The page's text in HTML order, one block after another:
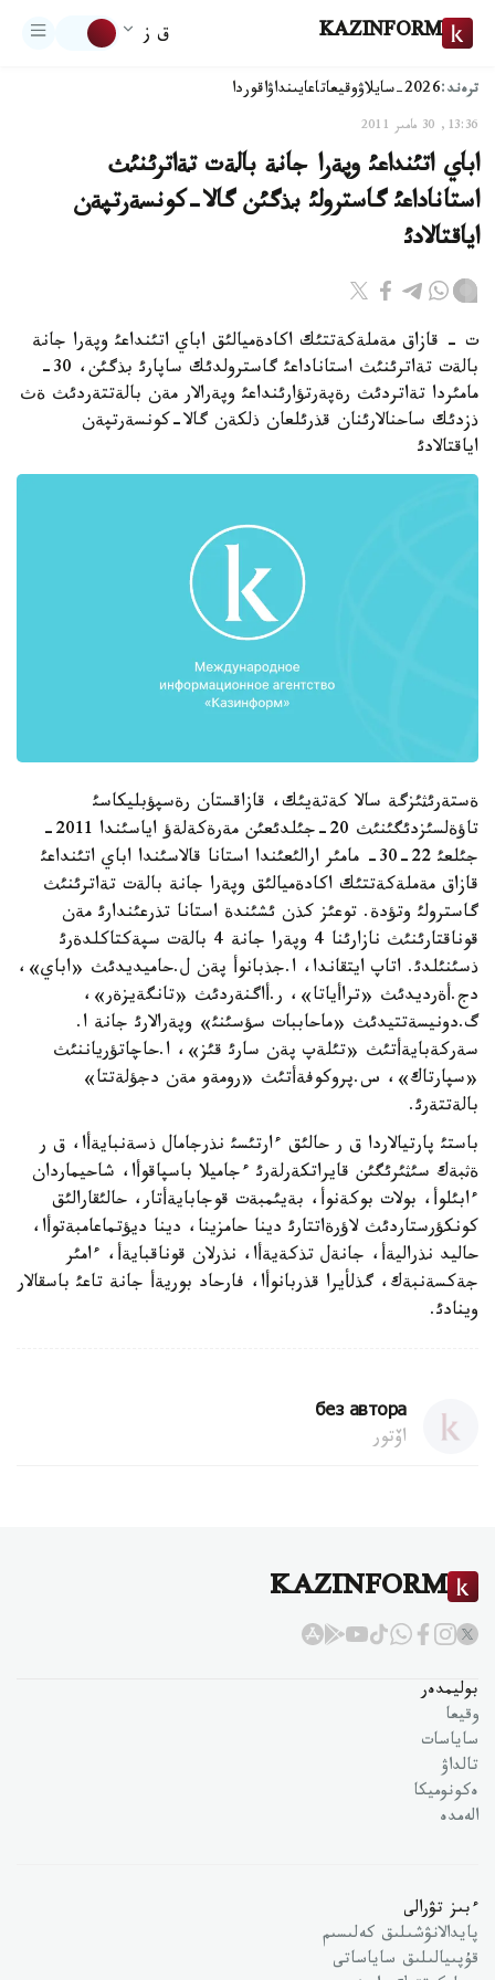
KAZINFORM ق ز
ترەند:2026-سايلاۋ وقيعاتاعايىنداۋاقوردا
13:36, 30 مامىر 2011
اباي اتئنداعئ وپةرا جانة بالةت تةاترئنئث
استاناداعئ گاسترولئ بذگئن گالا-كونسةرتپةن
اياقتالادئ
ت - قازاق مةملةكةتتئك اكادةميالئق اباي اتئنداعئ وپةرا جانة
بالةت تةاترئنئث استاناداعئ گاسترولدئك ساپارئ بذگئن، 30-
مامئردا تةاتردئث رةپةرتؤارئنداعئ وپةرالار مةن بالةتتةردئث ةث
ذزدئك ساحنالارئنان قذرئلعان ذلكةن گالا-كونسةرتپةن
اياقتالادئ
ةستةرئثئزگة سالا كةتةيئك، قازاقستان رةسپؤبليكاسئ
تاؤةلسئزدئگئنئث 20-جئلدئعئن مةرةكةلةؤ اياسئندا 2011-
جئلعئ 22-30- مامئر ارالئعئندا استانا قالاسئندا اباي اتئنداعئ
قازاق مةملةكةتتئك اكادةميالئق وپةرا جانة بالةت تةاترئنئث
گاسترولئ وتؤدة. توعئز كذن ئشئندة استانا تذرعئندارئ مةن
قوناقتارئنئث نازارئنا 4 وپةرا جانة 4 بالةت سپةكتاكلدةرئ
ذسئنئلدئ. اتاپ ايتقاندا، ا.جذبانوأ پةن ل.حاميديدئث «اباي»،
دج.أةرديدئث «تراأياتا»، ر.أاگنةردئث «تانگةيزةر»،
گ.دونيسةتتيدئث «ماحاببات سؤسئنئ» وپةرالارئ جانة ا.
سةركةبايةأتئث «تئلةپ پةن سارئ قئز»، ا.حاچاتؤرياننئث
«سپارتاك»، س.پروكوفةأتئث «رومةو مةن دجؤلةتتا»
بالةتتةرئ.
باستئ پارتيالاردا ق ر حالئق ءارتئسئ نذرجامال ذسةنبايةأا، ق ر
ةثبةك سئثئرئگئن قايراتكةرلةرئ ءجاميلا باسپاقوأا، شاحيماردان
ءابئلوأ، بولات بوكةنوأ، بةيئمبةت قوجابايةأتار، حالئقارالئق
كونكؤرستاردئث لاؤرةاتتارئ دينا حامزينا، دينا ديؤتماعامبةتوأا،
حاليد نذراليةأ، جانةل تذكةيةأا، نذرلان قوناقبايةأ، ءامئر
جةكسةنبةك، گذلأيرا قذربانوأا، فارحاد بوريةأ جانة تاعئ باسقالار
وينادئ.
без автора
اۆتور
KAZINFORM
بوليمدەر
وقيعا
ساياسات
تالداۋ
ەكونوميكا
الەمدە
ءبىز تۋرالى
پايدالانۋشىلىق كەلىسىم
قۇپىيالىلىق ساياساتى